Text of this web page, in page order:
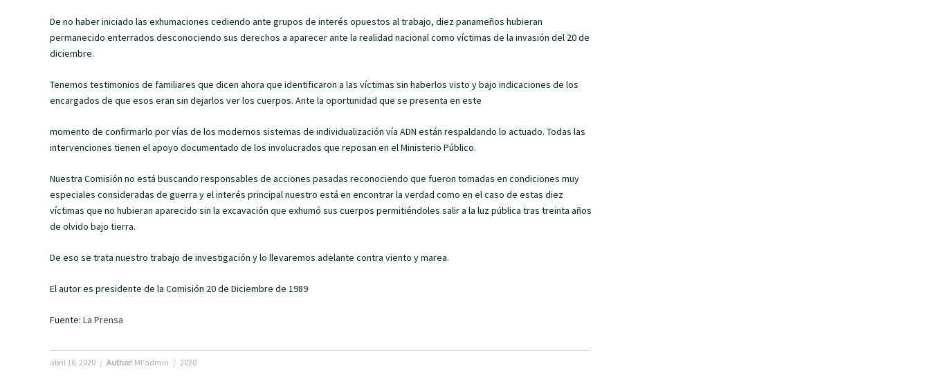
De no haber iniciado las exhumaciones cediendo ante grupos de interés opuestos al trabajo, diez panameños hubieran
permanecido enterrados desconociendo sus derechos a aparecer ante la realidad nacional como víctimas de la invasión del 20 de
diciembre.
Tenemos testimonios de familiares que dicen ahora que identificaron a las víctimas sin haberlos visto y bajo indicaciones de los
encargados de que esos eran sin dejarlos ver los cuerpos. Ante la oportunidad que se presenta en este
momento de confirmarlo por vías de los modernos sistemas de individualización vía ADN están respaldando lo actuado. Todas las
intervenciones tienen el apoyo documentado de los involucrados que reposan en el Ministerio Público.
Nuestra Comisión no está buscando responsables de acciones pasadas reconociendo que fueron tomadas en condiciones muy
especiales consideradas de guerra y el interés principal nuestro está en encontrar la verdad como en el caso de estas diez
víctimas que no hubieran aparecido sin la excavación que exhumó sus cuerpos permitiéndoles salir a la luz pública tras treinta años
de olvido bajo tierra.
De eso se trata nuestro trabajo de investigación y lo llevaremos adelante contra viento y marea.
El autor es presidente de la Comisión 20 de Diciembre de 1989
Fuente: La Prensa
abril 16, 2020 / Author: MFadmin / 2020